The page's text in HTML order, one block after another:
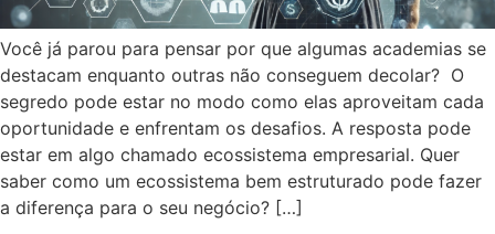
Você já parou para pensar por que algumas academias se
destacam enquanto outras não conseguem decolar? O
segredo pode estar no modo como elas aproveitam cada
oportunidade e enfrentam os desafios. A resposta pode
estar em algo chamado ecossistema empresarial. Quer
saber como um ecossistema bem estruturado pode fazer
a diferença para o seu negócio? […]